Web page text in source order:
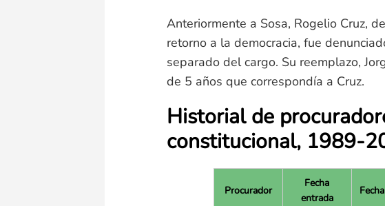
Anteriormente a Sosa, Rogelio Cruz,
retorno a la democracia, fue
separado del cargo. Su reemplazo,
de 5 años que correspondía a Cruz.
Historial de
constitucional, 1989-
Procurador
Fecha
entrada